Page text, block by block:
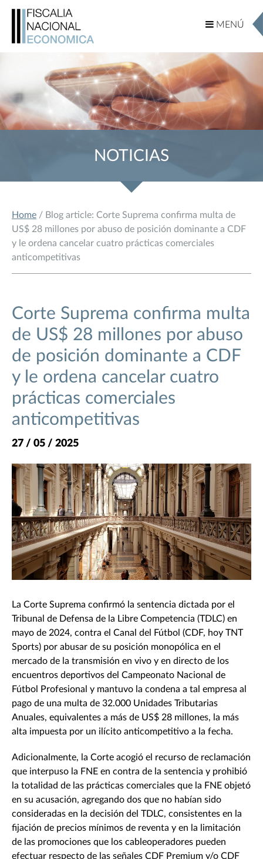
MENÚ
MENÚ
NOTICIAS
Home / Blog article: Corte Suprema confirma multa de
US$ 28 millones por abuso de posición dominante a CDF
y le ordena cancelar cuatro prácticas comerciales
anticompetitivas
Corte Suprema confirma multa
de US$ 28 millones por abuso
de posición dominante a CDF
y le ordena cancelar cuatro
prácticas comerciales
anticompetitivas
27 / 05 / 2025
La Corte Suprema confirmó la sentencia dictada por el
Tribunal de Defensa de la Libre Competencia (TDLC) en
mayo de 2024, contra el Canal del Fútbol (CDF, hoy TNT
Sports) por abusar de su posición monopólica en el
mercado de la transmisión en vivo y en directo de los
encuentros deportivos del Campeonato Nacional de
Fútbol Profesional y mantuvo la condena a tal empresa al
pago de una multa de 32.000 Unidades Tributarias
Anuales, equivalentes a más de US$ 28 millones, la más
alta impuesta por un ilícito anticompetitivo a la fecha.
Adicionalmente, la Corte acogió el recurso de reclamación
que interpuso la FNE en contra de la sentencia y prohibió
la totalidad de las prácticas comerciales que la FNE objetó
en su acusación, agregando dos que no habían sido
consideradas en la decisión del TDLC, consistentes en la
fijación de precios mínimos de reventa y en la limitación
de las promociones que los cableoperadores pueden
efectuar respecto de las señales CDF Premium y/o CDF